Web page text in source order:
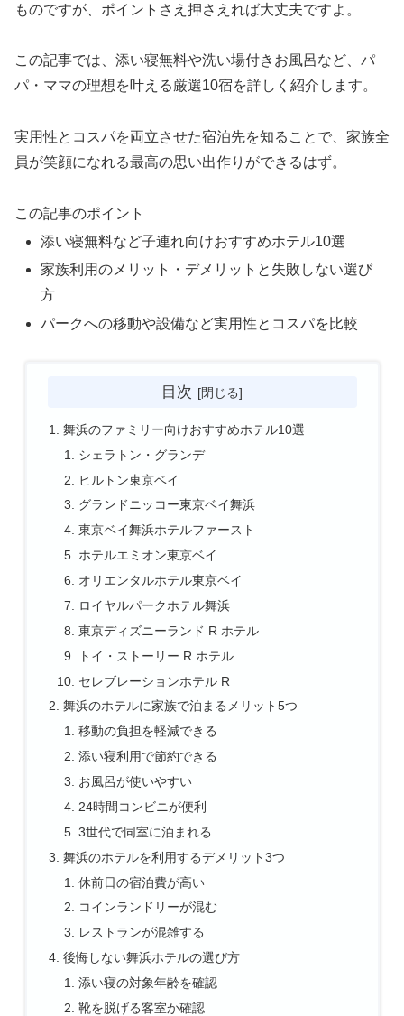
ものですが、ポイントさえ押さえれば大丈夫ですよ。
この記事では、添い寝無料や洗い場付きお風呂など、パ
パ・ママの理想を叶える厳選10宿を詳しく紹介します。
実用性とコスパを両立させた宿泊先を知ることで、家族全
員が笑顔になれる最高の思い出作りができるはず。
この記事のポイント
添い寝無料など子連れ向けおすすめホテル10選
家族利用のメリット・デメリットと失敗しない選び
方
パークへの移動や設備など実用性とコスパを比較
目次
舞浜のファミリー向けおすすめホテル10選
シェラトン・グランデ
ヒルトン東京ベイ
グランドニッコー東京ベイ舞浜
東京ベイ舞浜ホテルファースト
ホテルエミオン東京ベイ
オリエンタルホテル東京ベイ
ロイヤルパークホテル舞浜
東京ディズニーランド R ホテル
トイ・ストーリー R ホテル
セレブレーションホテル R
舞浜のホテルに家族で泊まるメリット5つ
移動の負担を軽減できる
添い寝利用で節約できる
お風呂が使いやすい
24時間コンビニが便利
3世代で同室に泊まれる
舞浜のホテルを利用するデメリット3つ
休前日の宿泊費が高い
コインランドリーが混む
レストランが混雑する
後悔しない舞浜ホテルの選び方
添い寝の対象年齢を確認
靴を脱げる客室か確認